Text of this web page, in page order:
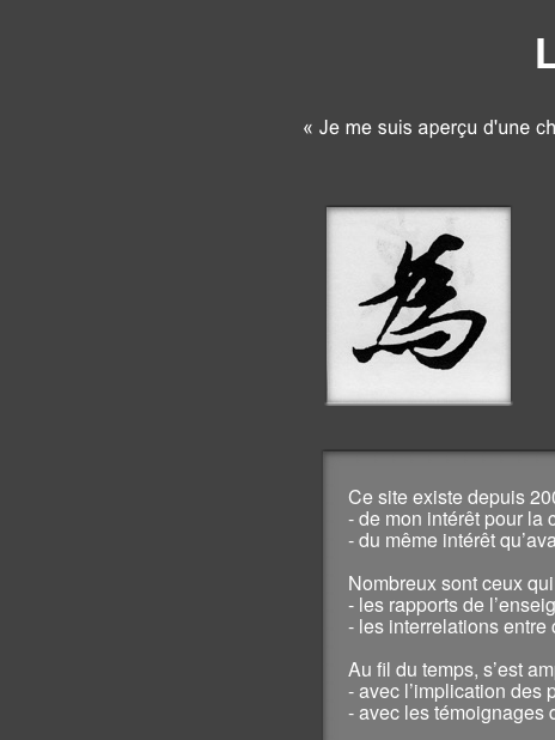
Ce site existe depuis
- de mon intérêt pour la
- du même intérêt
Nombreux sont ceux
- les rapports de
- les interrelations entre
Au fil du temps, s’est
- avec l’implication des
- avec les témoignages